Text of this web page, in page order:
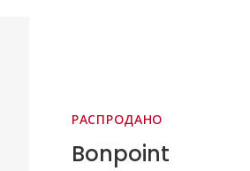
РАСПРОДАНО
Bonpoint